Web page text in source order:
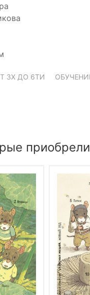
3Х ДО 6ТИ